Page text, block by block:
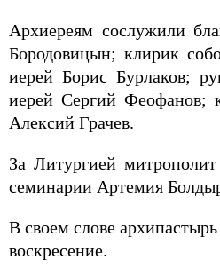
Архиереям сослужили
Бородовицын; клирик
иерей Борис Бурлаков;
иерей Сергий Феофанов;
Алексий Грачев.
За Литургией
семинарии Артемия
В своем слове
воскресение.